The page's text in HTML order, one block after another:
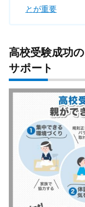
とが重要
高校受験成功
サポート